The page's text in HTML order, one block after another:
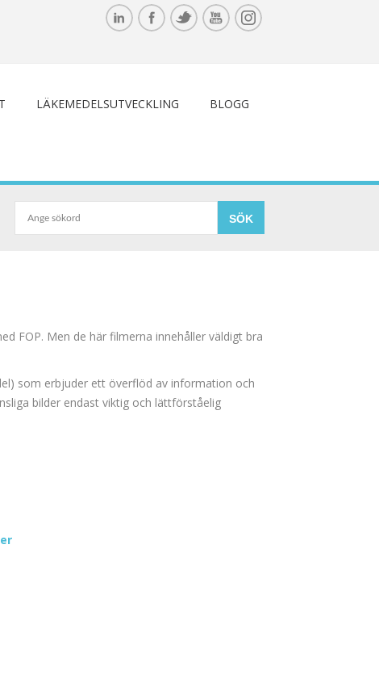
LÄKEMEDELSUTVECKLING BLOGG
FOP. Men de här filmerna innehåller väldigt bra
som erbjuder ett överflöd av information och
bilder endast viktig och lättförståelig